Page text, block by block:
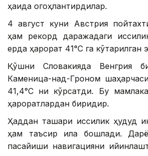
ҳақида огоҳлантирдилар.
4 август куни Австрия
ҳам рекорд даражадаги
ерда ҳарорат 41°С га кўтарилган
Қўшни Словакияда Венгрия
Каменица-над-Гроном
41,4°С ни кўрсатди. Бу
ҳароратлардан биридир.
Ҳаддан ташқари иссиқлик ҳудуд
ҳам таъсир қила бошлади.
пасайиши навигацияни